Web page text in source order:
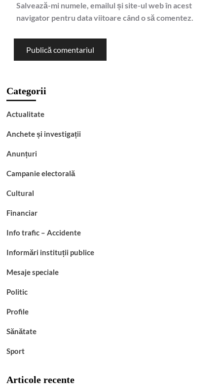
Salvează-mi numele, emailul și site-ul web în acest
navigator pentru data viitoare când o să comentez.
Categorii
Actualitate
Anchete și investigații
Anunțuri
Campanie electorală
Cultural
Financiar
Info trafic – Accidente
Informări instituții publice
Mesaje speciale
Politic
Profile
Sănătate
Sport
Articole recente